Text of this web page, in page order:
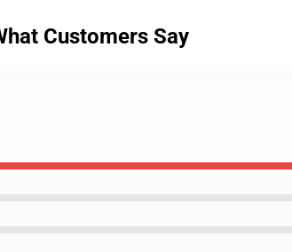
Customers Say